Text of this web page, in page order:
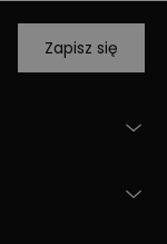
Zapisz się